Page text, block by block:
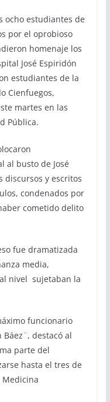
ocho estudiantes de
por el oprobioso
homenaje los
José Espiridón
estudiantes de la
Cienfuegos,
martes en las
Pública.
al busto de José
discursos y escritos
condenados por
cometido delito
fue dramatizada
media,
nivel sujetaban la
funcionario
destacó al
parte del
hasta el tres de